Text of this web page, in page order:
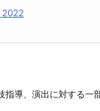
2022
導、演出に対する一